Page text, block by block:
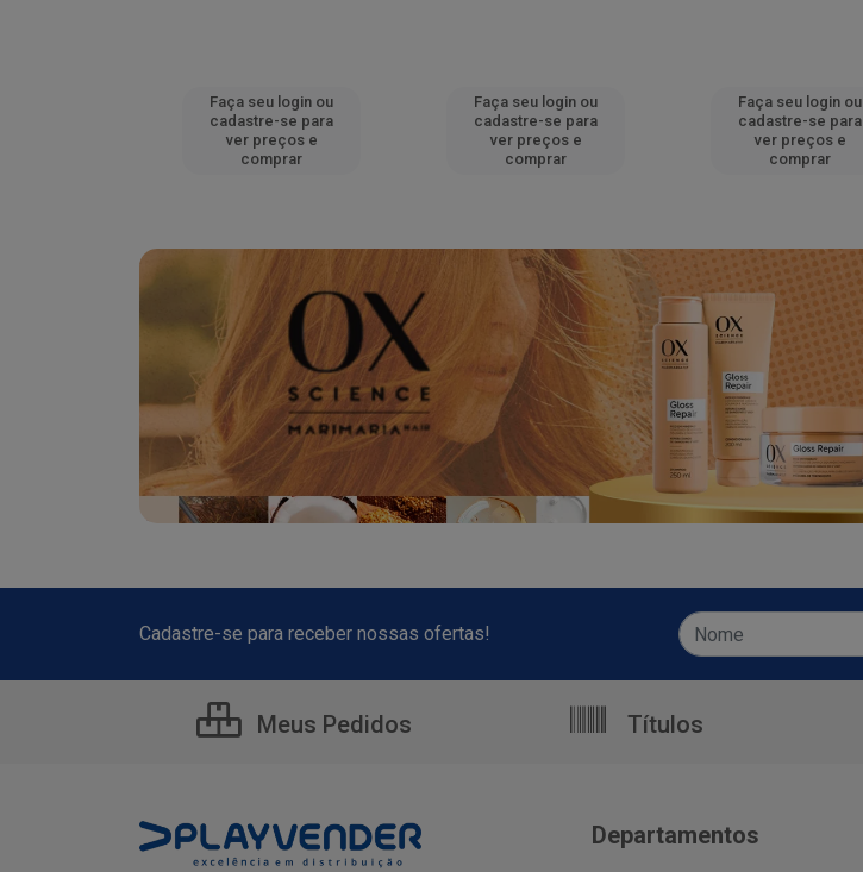
Faça seu login ou
cadastre-se para
ver preços e
comprar
Faça seu login ou
cadastre-se para
ver preços e
comprar
Faça seu login ou
cadastre-se para
ver preços e
comprar
Cadastre-se para receber nossas ofertas!
Meus Pedidos Títulos
Departamentos